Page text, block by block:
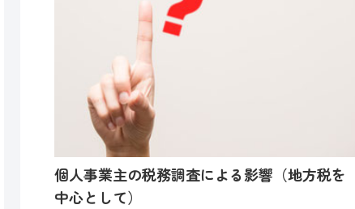
個人事業主の税務調査による影響（地方税を
中心として）